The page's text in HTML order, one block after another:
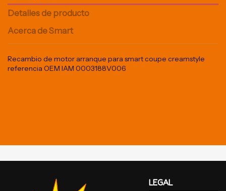
Detalles de producto
Acerca de Smart
Recambio de motor arranque para smart coupe creamstyle
referencia OEM IAM 0003188V006
LEGAL